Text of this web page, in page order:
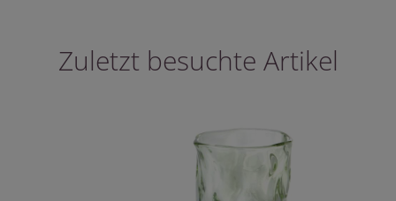
Zuletzt besuchte Artikel